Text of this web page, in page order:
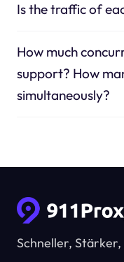
Is the traffic of
How much
support? How
simultaneously?
Schneller,